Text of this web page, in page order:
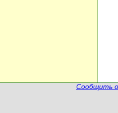
Сообщить о